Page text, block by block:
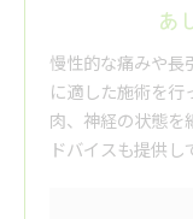
あ
慢性的な痛みや長
に適した施術を行
肉、神経の状態を
ドバイスも提供し